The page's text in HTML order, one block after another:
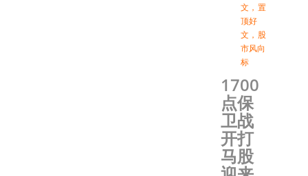
文 ， 置
顶好
文 ， 股
市风向
标
1700
点保
卫战
开打
马股